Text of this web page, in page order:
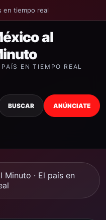
en tiempo real
al
PAÍS EN TIEMPO REAL
BUSCAR ANÚNCIATE
Minuto · El país en